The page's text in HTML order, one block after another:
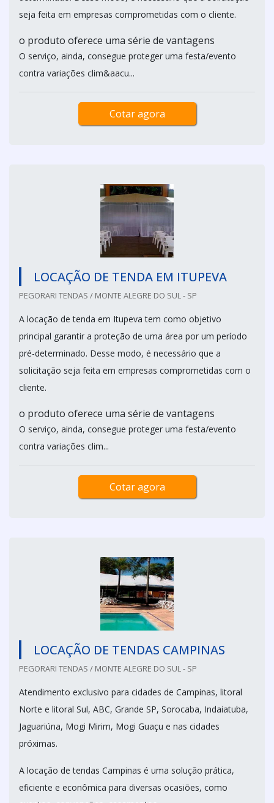
seja feita em empresas comprometidas com o cliente.
o produto oferece uma série de vantagens
O serviço, ainda, consegue proteger uma festa/evento
contra variações clim&aacu...
Cotar agora
LOCAÇÃO DE TENDA EM ITUPEVA
PEGORARI TENDAS / MONTE ALEGRE DO SUL - SP
A locação de tenda em Itupeva tem como objetivo
principal garantir a proteção de uma área por um período
pré-determinado. Desse modo, é necessário que a
solicitação seja feita em empresas comprometidas com o
cliente.
o produto oferece uma série de vantagens
O serviço, ainda, consegue proteger uma festa/evento
contra variações clim...
Cotar agora
LOCAÇÃO DE TENDAS CAMPINAS
PEGORARI TENDAS / MONTE ALEGRE DO SUL - SP
Atendimento exclusivo para cidades de Campinas, litoral
Norte e litoral Sul, ABC, Grande SP, Sorocaba, Indaiatuba,
Jaguariúna, Mogi Mirim, Mogi Guaçu e nas cidades
próximas.
A locação de tendas Campinas é uma solução prática,
eficiente e econômica para diversas ocasiões, como